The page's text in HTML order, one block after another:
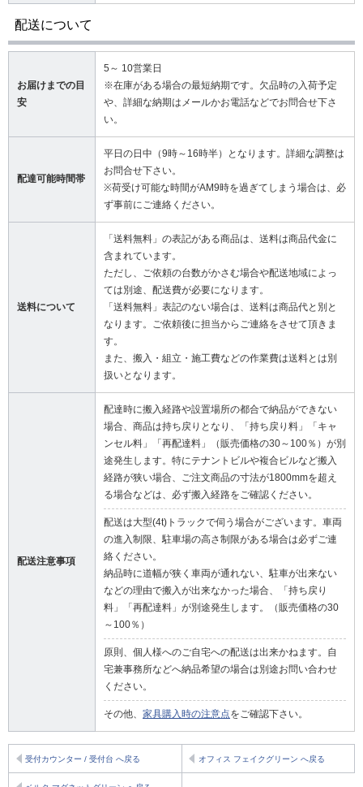
配送について
お届けまでの目
安
5～ 10営業日
※在庫がある場合の最短納期です。欠品時の入荷予定
や、詳細な納期はメールかお電話などでお問合せ下さ
い。
配達可能時間帯
平日の日中（9時～16時半）となります。詳細な調整は
お問合せ下さい。
※荷受け可能な時間がAM9時を過ぎてしまう場合は、必
ず事前にご連絡ください。
送料について
「送料無料」の表記がある商品は、送料は商品代金に
含まれています。
ただし、ご依頼の台数がかさむ場合や配送地域によっ
ては別途、配送費が必要になります。
「送料無料」表記のない場合は、送料は商品代と別と
なります。ご依頼後に担当からご連絡をさせて頂きま
す。
また、搬入・組立・施工費などの作業費は送料とは別
扱いとなります。
配送注意事項
配達時に搬入経路や設置場所の都合で納品ができない
場合、商品は持ち戻りとなり、「持ち戻り料」「キャ
ンセル料」「再配達料」（販売価格の30～100％）が別
途発生します。特にテナントビルや複合ビルなど搬入
経路が狭い場合、ご注文商品の寸法が1800mmを超え
る場合などは、必ず搬入経路をご確認ください。
配送は大型(4t)トラックで伺う場合がございます。車両
の進入制限、駐車場の高さ制限がある場合は必ずご連
絡ください。
納品時に道幅が狭く車両が通れない、駐車が出来ない
などの理由で搬入が出来なかった場合、「持ち戻り
料」「再配達料」が別途発生します。（販売価格の30
～100％）
原則、個人様へのご自宅への配送は出来かねます。自
宅兼事務所などへ納品希望の場合は別途お問い合わせ
ください。
その他、 家具購入時の注意点をご確認下さい。
受付カウンター / 受付台 へ戻る オフィス フェイクグリーン へ戻る